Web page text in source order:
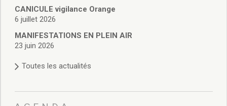
Budget de Fonctionnement
Budget d’Investissement
Conseils municipaux
Règlement du conseil municipal
Délibérations 2025
CANICULE vigilance Orange
6 juillet 2026
MANIFESTATIONS EN PLEIN AIR
23 juin 2026
Toutes les actualités